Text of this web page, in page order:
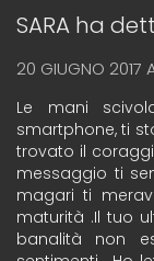
SARA ha
20 GIUGNO 2017
Le mani
smartphone, ti
trovato il
messaggio ti
magari ti
maturità .Il tuo
banalità non